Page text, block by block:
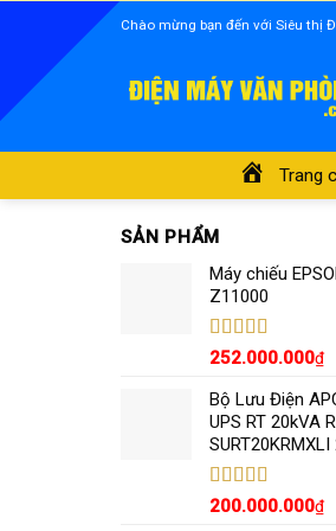
content
Chào mừng bạn đến với Siêu thị
Trang
SẢN PHẨM
Máy chiếu
Z11000
Được xếp
sao
252.000.000₫
Bộ Lưu Điện
UPS RT 20kVA
Được xếp
200.000.000₫